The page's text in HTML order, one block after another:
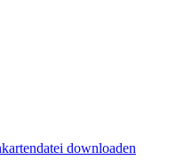
downloaden